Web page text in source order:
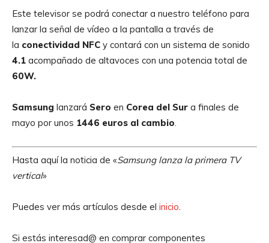
Este televisor se podrá conectar a nuestro teléfono para
lanzar la señal de vídeo a la pantalla a través de
la conectividad NFC y contará con un sistema de sonido
4.1 acompañado de altavoces con una potencia total de
60W.
Samsung lanzará Sero en Corea del Sur a finales de
mayo por unos 1446 euros al cambio.
Hasta aquí la noticia de «Samsung lanza la primera TV
vertical»
Puedes ver más artículos desde el inicio
Si estás interesad@ en comprar componentes